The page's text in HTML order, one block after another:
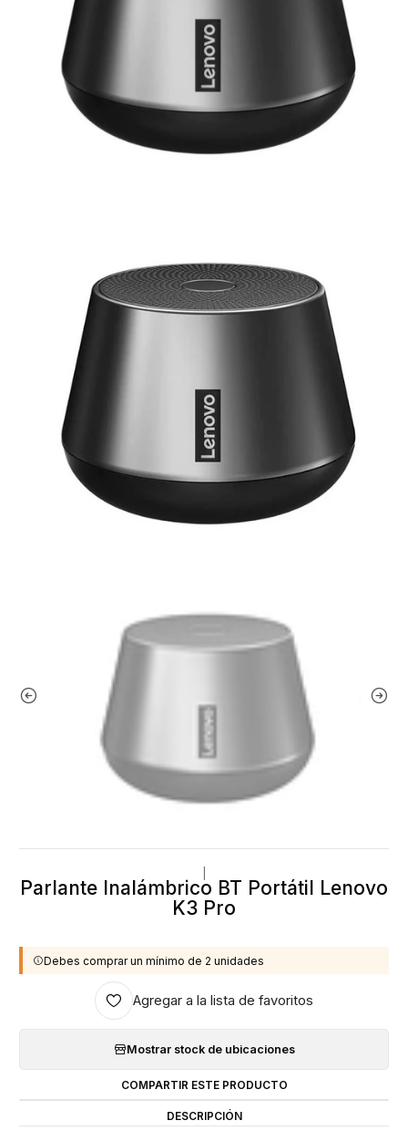
Parlante Inalámbrico BT Portátil Lenovo
K3 Pro
Debes comprar un mínimo de 2 unidades
Agregar a la lista de favoritos
Mostrar stock de ubicaciones
COMPARTIR ESTE PRODUCTO
DESCRIPCIÓN